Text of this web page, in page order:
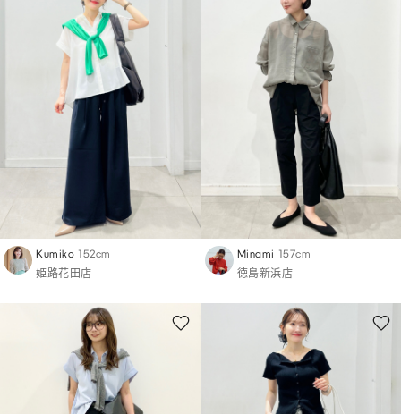
Kumiko 152cm
姫路花田店
Minami 157cm
徳島新浜店